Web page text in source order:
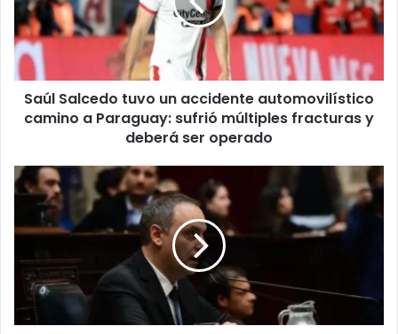
accidente
automovilístico
camino
a
Paraguay:
sufrió
múltiples
deberá
ser
operado
Saúl Salcedo tuvo un accidente automovilístico
camino a Paraguay: sufrió múltiples fracturas y
deberá ser operado
La
Crisis
Adorni:
Oposición
Exige
Respuestas
y